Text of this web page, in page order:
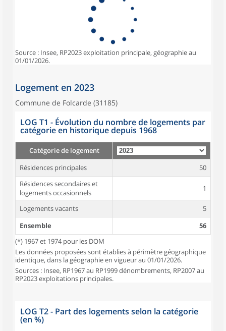
Source : Insee, RP2023 exploitation principale, géographie au
01/01/2026.
Logement en 2023
Commune de Folcarde (31185)
LOG T1 - Évolution du nombre de logements par
catégorie en historique depuis 1968
Catégorie de logement
Résidences principales
50
Résidences secondaires et
logements occasionnels
1
Logements vacants
5
Ensemble
56
(*) 1967 et 1974 pour les DOM
Les données proposées sont établies à périmètre géographique
identique, dans la géographie en vigueur au 01/01/2026.
Sources : Insee, RP1967 au RP1999 dénombrements, RP2007 au
RP2023 exploitations principales.
LOG T2 - Part des logements selon la catégorie
(en %)